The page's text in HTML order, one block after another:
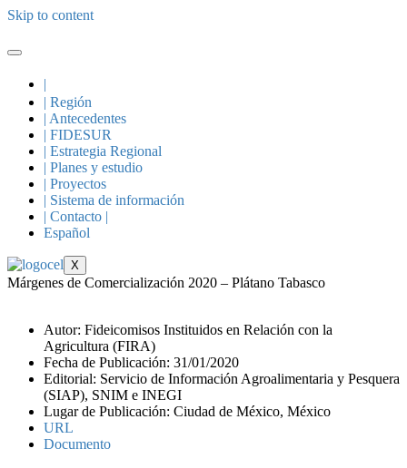
Skip to content
|
| Región
| Antecedentes
| FIDESUR
| Estrategia Regional
| Planes y estudio
| Proyectos
| Sistema de información
| Contacto |
Español
X
Márgenes de Comercialización 2020 – Plátano Tabasco
Autor: Fideicomisos Instituidos en Relación con la
Agricultura (FIRA)
Fecha de Publicación: 31/01/2020
Editorial: Servicio de Información Agroalimentaria y Pesquera
(SIAP), SNIM e INEGI
Lugar de Publicación: Ciudad de México, México
URL
Documento